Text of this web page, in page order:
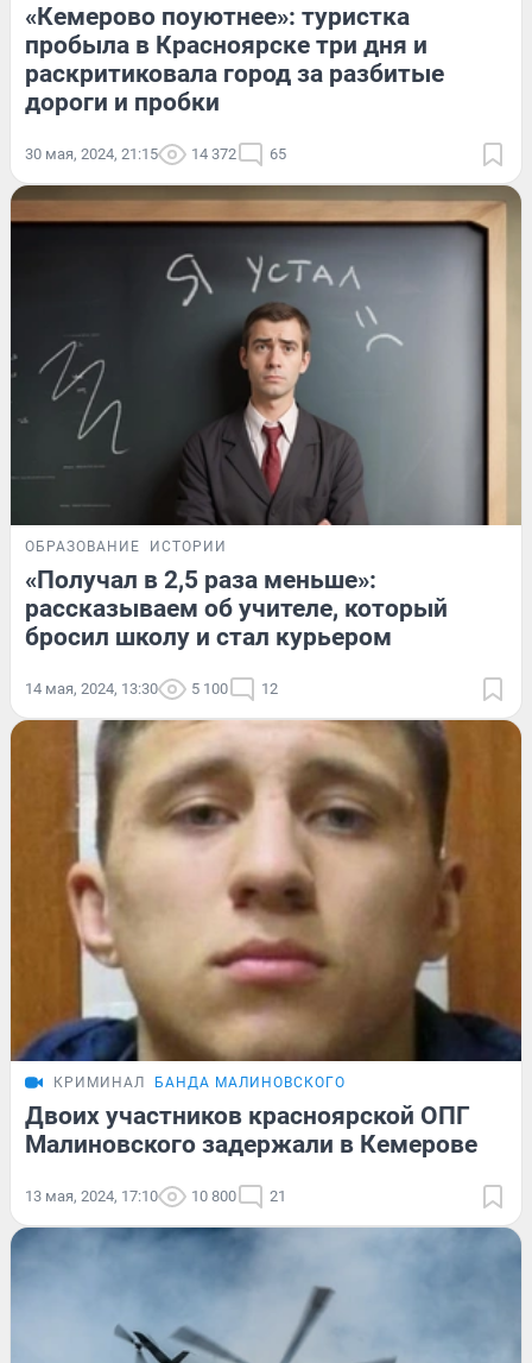
«Кемерово поуютнее»: туристка
пробыла в Красноярске три дня и
раскритиковала город за разбитые
дороги и пробки
30 мая, 2024, 21:15 14 372 65
ОБРАЗОВАНИЕ ИСТОРИИ
«Получал в 2,5 раза меньше»:
рассказываем об учителе, который
бросил школу и стал курьером
14 мая, 2024, 13:30 5 100 12
КРИМИНАЛ БАНДА МАЛИНОВСКОГО
Двоих участников красноярской ОПГ
Малиновского задержали в Кемерове
13 мая, 2024, 17:10 10 800 21